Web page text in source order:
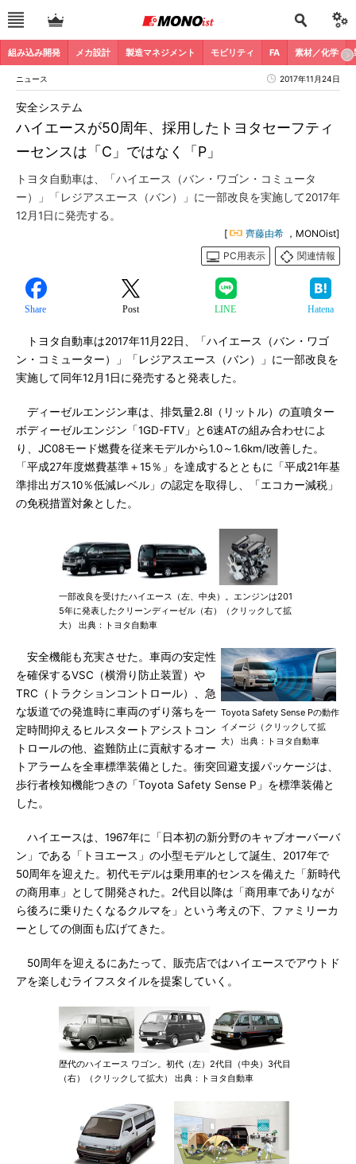
組み込み開発 メカ設計 製造マネジメント モビリティ FA 素材／化学
ニュース 2017年11月24日
ハイエースが50周年、採用したトヨタセーフティ
ーセンスは「C」ではなく「P」
安全システム
トヨタ自動車は、「ハイエース（バン・ワゴン・コミュータ
ー）」「レジアスエース（バン）」に一部改良を実施して2017年
12月1日に発売する。
[ 齊藤由希 ，MONOist]
PC用表示
関連情報
Share Post LINE Hatena
トヨタ自動車は2017年11月22日、「ハイエース（バン・ワゴ
ン・コミューター）」「レジアスエース（バン）」に一部改良を
実施して同年12月1日に発売すると発表した。
ディーゼルエンジン車は、排気量2.8l（リットル）の直噴ター
ボディーゼルエンジン「1GD-FTV」と6速ATの組み合わせによ
り、JC08モード燃費を従来モデルから1.0～1.6km/l改善した。
「平成27年度燃費基準＋15％」を達成するとともに「平成21年基
準排出ガス10％低減レベル」の認定を取得し、「エコカー減税」
の免税措置対象とした。
一部改良を受けたハイエース（左、中央）。エンジンは201
5年に発表したクリーンディーゼル（右）（クリックして拡
大） 出典：トヨタ自動車
Toyota Safety Sense Pの動作
イメージ（クリックして拡
大） 出典：トヨタ自動車
安全機能も充実させた。車両の安定性
を確保するVSC（横滑り防止装置）や
TRC（トラクションコントロール）、急
な坂道での発進時に車両のずり落ちを一
定時間抑えるヒルスタートアシストコン
トロールの他、盗難防止に貢献するオー
トアラームを全車標準装備とした。衝突回避支援パッケージは、
歩行者検知機能つきの「Toyota Safety Sense P」を標準装備と
した。
ハイエースは、1967年に「日本初の新分野のキャブオーバーバ
ン」である「トヨエース」の小型モデルとして誕生、2017年で
50周年を迎えた。初代モデルは乗用車的センスを備えた「新時代
の商用車」として開発された。2代目以降は「商用車でありなが
ら後ろに乗りたくなるクルマを」という考えの下、ファミリーカ
ーとしての側面も広げてきた。
50周年を迎えるにあたって、販売店ではハイエースでアウトド
アを楽しむライフスタイルを提案していく。
歴代のハイエース ワゴン。初代（左）2代目（中央）3代目
（右）（クリックして拡大） 出典：トヨタ自動車